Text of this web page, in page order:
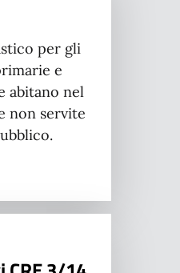
per gli
e
abitano nel
non servite